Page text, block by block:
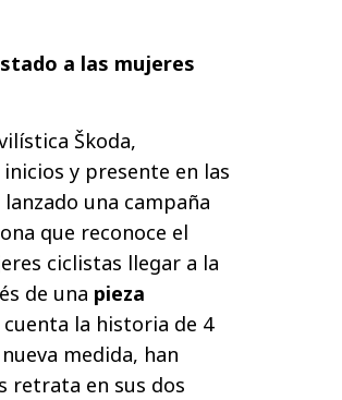
a las mujeres
Škoda,
y presente en las
una campaña
que reconoce el
ciclistas llegar a la
de una pieza
cuenta la historia de 4
medida, han
retrata en sus dos